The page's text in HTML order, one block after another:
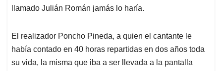
llamado Julián Román jamás lo haría.
El realizador Poncho Pineda, a quien el cantante le
había contado en 40 horas repartidas en dos años toda
su vida, la misma que iba a ser llevada a la pantalla